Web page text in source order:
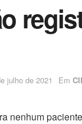
julho de 2021 Em
nenhum